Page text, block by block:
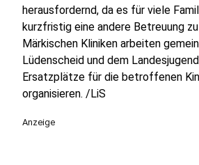
herausfordernd, da es für viele
kurzfristig eine andere Betreuung
Märkischen Kliniken arbeiten
Lüdenscheid und dem
Ersatzplätze für die betroffenen
organisieren. /LiS
Anzeige